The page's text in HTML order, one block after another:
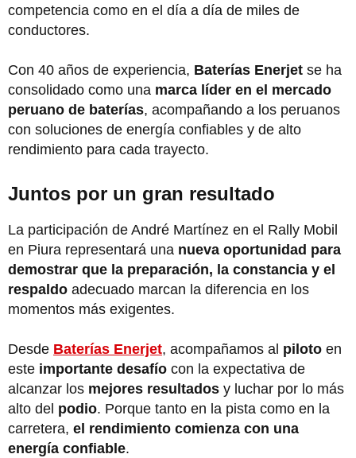
competencia como en el día a día de miles de
conductores.
Con 40 años de experiencia, Baterías Enerjet se ha
consolidado como una marca líder en el mercado
peruano de baterías, acompañando a los peruanos
con soluciones de energía confiables y de alto
rendimiento para cada trayecto.
Juntos por un gran resultado
La participación de André Martínez en el Rally Mobil
en Piura representará una nueva oportunidad para
demostrar que la preparación, la constancia y el
respaldo adecuado marcan la diferencia en los
momentos más exigentes.
Desde Baterías Enerjet, acompañamos al piloto en
este importante desafío con la expectativa de
alcanzar los mejores resultados y luchar por lo más
alto del podio. Porque tanto en la pista como en la
carretera, el rendimiento comienza con una
energía confiable.